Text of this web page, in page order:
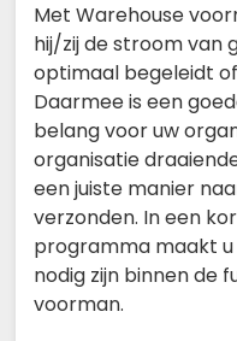
Met Warehouse
hij/zij de stroom van
optimaal begeleidt
Daarmee is een
belang voor uw
organisatie
een juiste manier
verzonden. In een
programma maakt
nodig zijn binnen de
voorman.